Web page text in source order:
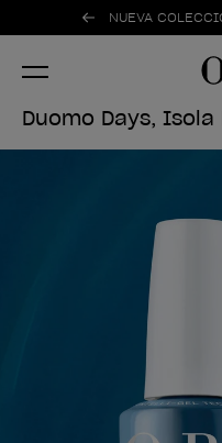
Ofertas
NUEVA
Item 1 of 2
Duomo Days, Isola